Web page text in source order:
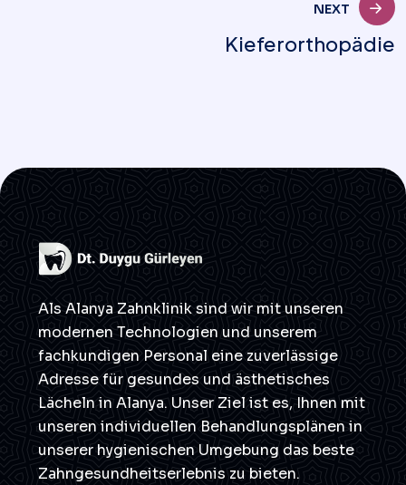
NEXT
Kieferorthopädie
Als Alanya Zahnklinik sind wir mit unseren
modernen Technologien und unserem
fachkundigen Personal eine zuverlässige
Adresse für gesundes und ästhetisches
Lächeln in Alanya. Unser Ziel ist es, Ihnen mit
unseren individuellen Behandlungsplänen in
unserer hygienischen Umgebung das beste
Zahngesundheitserlebnis zu bieten.